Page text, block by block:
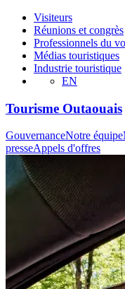
Visiteurs
Réunions et congrès
Professionnels du
Médias touristiques
Industrie touristique
EN
Tourisme Outaouais
GouvernanceNotre équipe
presseAppels d'offres